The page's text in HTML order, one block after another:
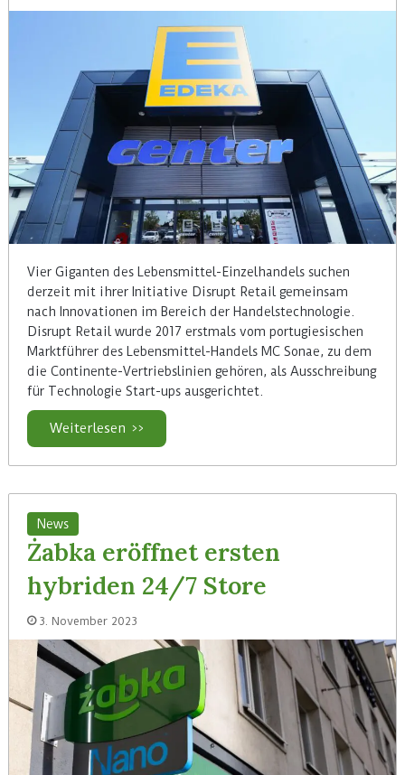
Vier Giganten des Lebensmittel-Einzelhandels suchen
derzeit mit ihrer Initiative Disrupt Retail gemeinsam
nach Innovationen im Bereich der Handelstechnologie.
Disrupt Retail wurde 2017 erstmals vom portugiesischen
Marktführer des Lebensmittel-Handels MC Sonae, zu dem
die Continente-Vertriebslinien gehören, als Ausschreibung
für Technologie Start-ups ausgerichtet.
Weiterlesen >>
News
Żabka eröffnet ersten
hybriden 24/7 Store
3. November 2023